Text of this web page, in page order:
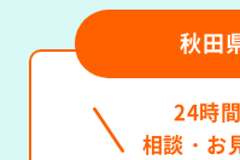
秋田
24時
相談・お